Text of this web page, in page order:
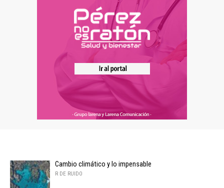
Cambio climático y lo impensable
R DE RUIDO